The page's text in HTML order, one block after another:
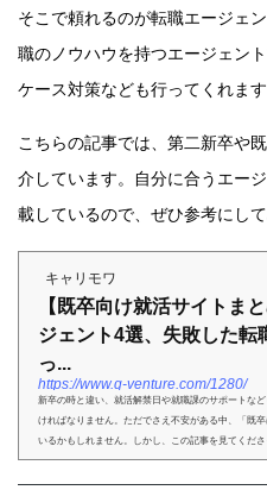
そこで頼れるのが転職エージェ
職のノウハウを持つエージェン
ケース対策なども行ってくれます
こちらの記事では、第二新卒や
介しています。自分に合うエー
載しているので、ぜひ参考にして
キャリモワ
【既卒向け就活サイトま
ジェント4選、失敗した転
っ...
https://www.q-venture.com/1280/
新卒の時と違い、就活解禁日や就職課のサポートな
ければなりません。ただでさえ不安がある中、「既
いるかもしれません。しかし、この記事を見てくだ